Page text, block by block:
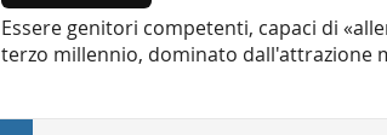
Essere genitori competenti, capaci di
terzo millennio, dominato dall'attrazione